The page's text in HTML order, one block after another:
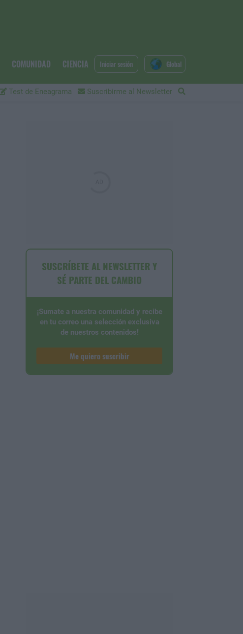
COMUNIDAD CIENCIA
Test de Eneagrama Suscribirme al Newsletter
Iniciar sesión Global
SUSCRÍBETE AL NEWSLETTER Y
SÉ PARTE DEL CAMBIO
¡Sumate a nuestra comunidad y recibe
en tu correo una selección exclusiva
de nuestros contenidos!
Me quiero suscribir